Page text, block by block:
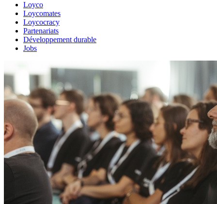
Loyco
Loycomates
Loycocracy
Partenariats
Développement durable
Jobs